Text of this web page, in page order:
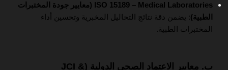
ISO 15189 – Medical Laboratories (معايير جودة المختبرات
الطبية): يضمن دقة نتائج التحاليل المخبرية وتحسين أداء
المختبرات الطبية.
ب. معايير الاعتماد الصحي الدولية (JCI &